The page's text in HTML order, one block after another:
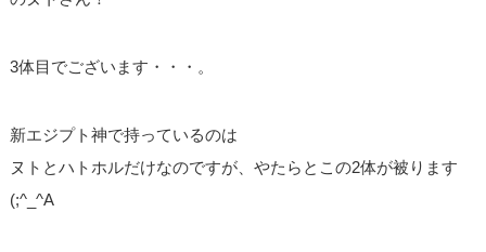
3体目でございます・・・。
新エジプト神で持っているのは
ヌトとハトホルだけなのですが、やたらとこの2体が被ります
(;^_^A